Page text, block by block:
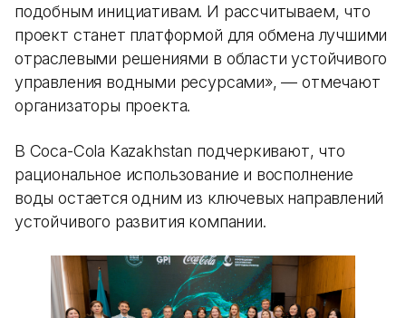
подобным инициативам. И рассчитываем, что
проект станет платформой для обмена лучшими
отраслевыми решениями в области устойчивого
управления водными ресурсами», — отмечают
организаторы проекта.
В Coca-Cola Kazakhstan подчеркивают, что
рациональное использование и восполнение
воды остается одним из ключевых направлений
устойчивого развития компании.